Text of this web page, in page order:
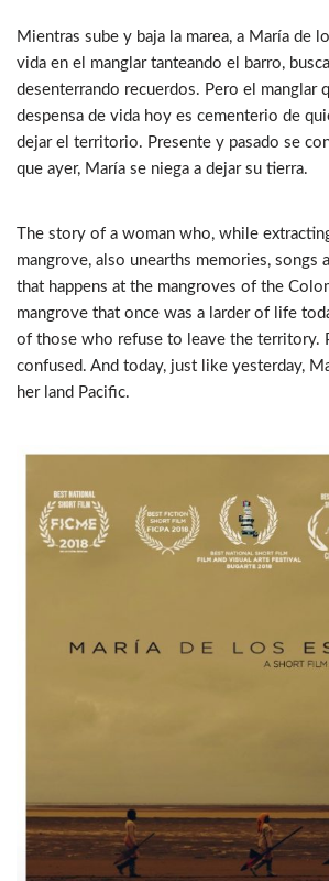
Mientras sube y baja la marea, a María de
vida en el manglar tanteando el barro,
desenterrando recuerdos. Pero el manglar
despensa de vida hoy es cementerio de
dejar el territorio. Presente y pasado se
que ayer, María se niega a dejar su tierra.
The story of a woman who, while
mangrove, also unearths memories, songs
that happens at the mangroves of the
mangrove that once was a larder of life
of those who refuse to leave the territory.
confused. And today, just like yesterday,
her land Pacific.